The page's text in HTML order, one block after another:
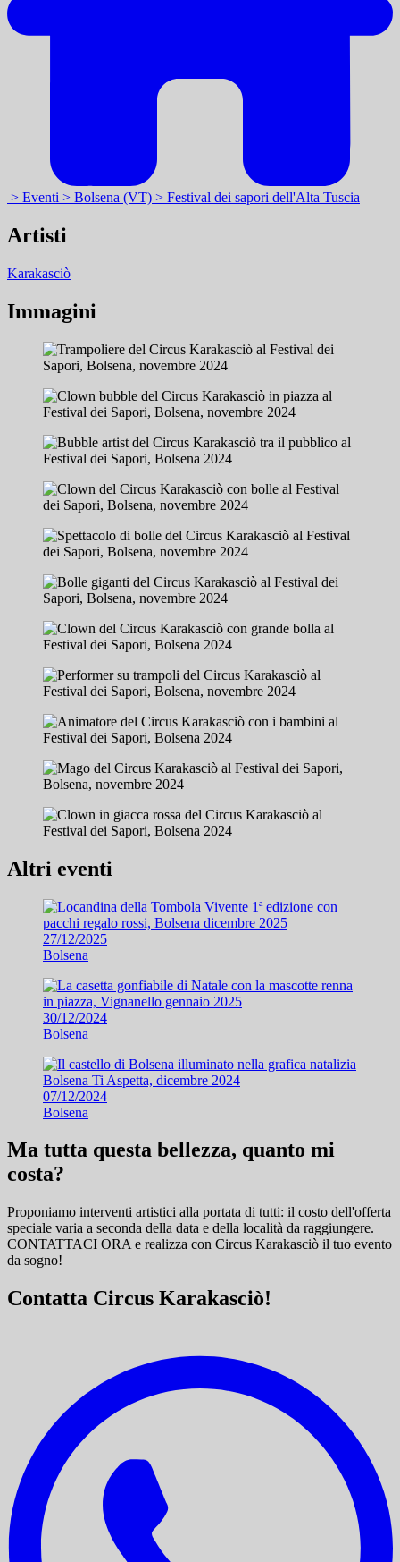
> Eventi > Bolsena (VT) > Festival dei sapori dell'Alta Tuscia
Artisti
Karakasciò
Immagini
Altri eventi
27/12/2025
Bolsena
30/12/2024
Bolsena
07/12/2024
Bolsena
Ma tutta questa bellezza, quanto mi
costa?
Proponiamo interventi artistici alla portata di tutti: il costo dell'offerta
speciale varia a seconda della data e della località da raggiungere.
CONTATTACI ORA e realizza con Circus Karakasciò il tuo evento
da sogno!
Contatta Circus Karakasciò!